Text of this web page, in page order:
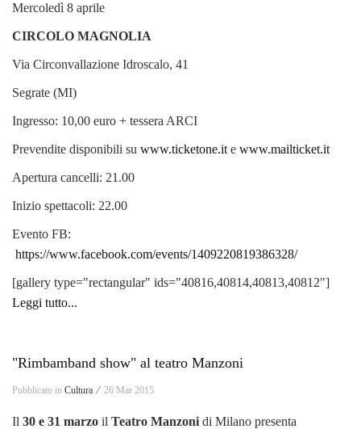
Mercoledì 8 aprile
CIRCOLO MAGNOLIA
Via Circonvallazione Idroscalo, 41
Segrate (MI)
Ingresso: 10,00 euro + tessera ARCI
Prevendite disponibili su www.ticketone.it e www.mailticket.it
Apertura cancelli: 21.00
Inizio spettacoli: 22.00
Evento FB:
https://www.facebook.com/events/1409220819386328/
[gallery type="rectangular" ids="40816,40814,40813,40812"]
Leggi tutto...
"Rimbamband show" al teatro Manzoni
Pubblicato in Cultura ⁄ 26 Mar 2015
Il 30 e 31 marzo il Teatro Manzoni di Milano presenta